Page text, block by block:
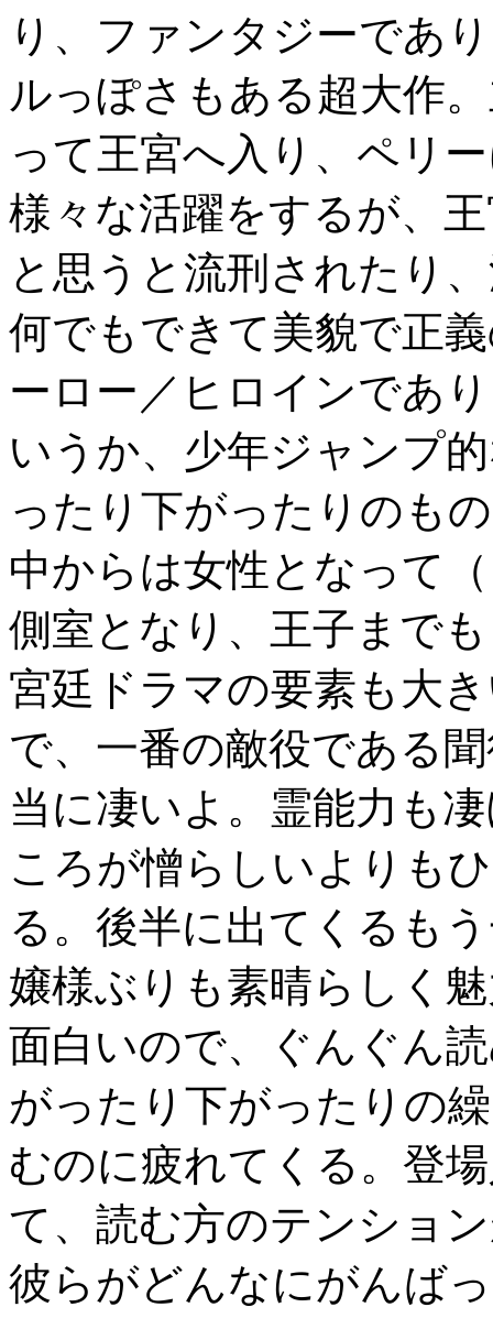
り、ファンタジーであ
ルっぽさもある超大作
って王宮へ入り、ペリ
様々な活躍をするが、
と思うと流刑されたり
何でもできて美貌で正
ーロー／ヒロインであ
いうか、少年ジャンプ
ったり下がったりのも
中からは女性となって
側室となり、王子まで
宮廷ドラマの要素も大
で、一番の敵役である
当に凄いよ。霊能力も
ころが憎らしいよりも
る。後半に出てくるも
嬢様ぶりも素晴らしく
面白いので、ぐんぐん
がったり下がったりの
むのに疲れてくる。登
て、読む方のテンショ
彼らがどんなにがんば